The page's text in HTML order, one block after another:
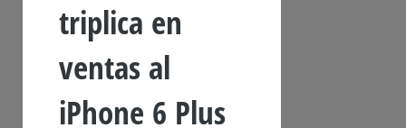
triplica en
ventas al
iPhone 6 Plus